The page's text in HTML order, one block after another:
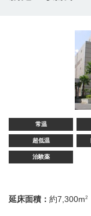
常温
超低温
治験薬
延床面積： 約7,300m2